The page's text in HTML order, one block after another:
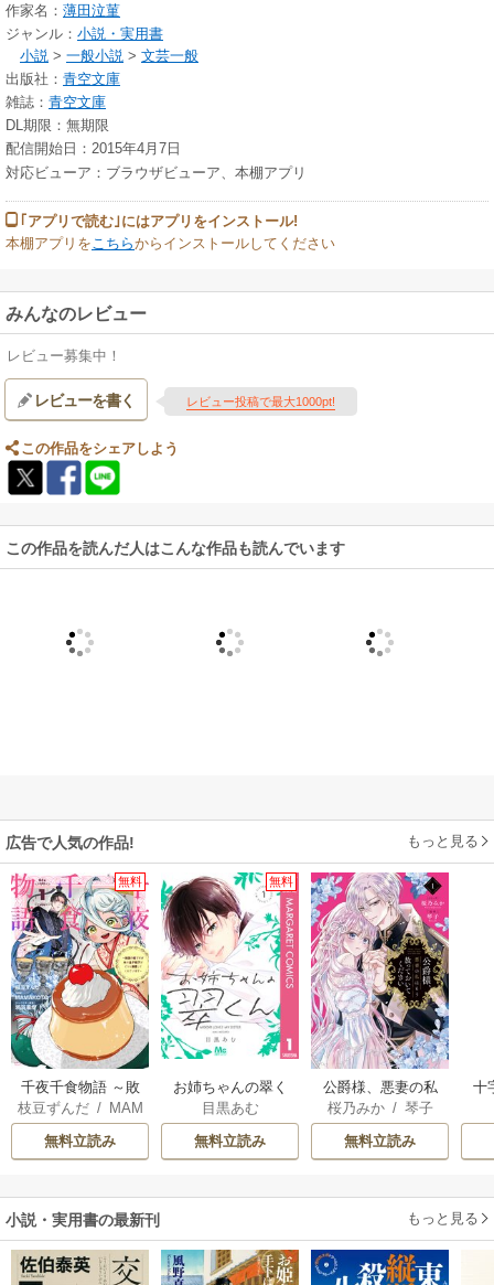
作家名： 薄田泣菫
ジャンル： 小説・実用書
小説 > 一般小説 > 文芸一般
出版社： 青空文庫
雑誌： 青空文庫
DL期限：無期限
配信開始日：2015年4月7日
対応ビューア：ブラウザビューア、本棚アプリ
｢アプリで読む｣にはアプリをインストール!
本棚アプリを こちらからインストールしてください
みんなのレビュー
レビュー募集中！
レビューを書く レビュー投稿で最大1000pt!
この作品をシェアしよう
この作品を読んだ人はこんな作品も読んでいます
広告で人気の作品! もっと見る
無料
千夜千食物語 ～敗
国の姫ですが氷の
皇子殿下がどうも
溺愛してくれてい
枝豆ずんだ/ MAM
AKOTO/鴉羽凛燈
無料立読み
無料
お姉ちゃんの翠く
ん
目黒あむ
無料立読み
公爵様、悪妻の私
はもう放っておい
てください
桜乃みか/ 琴子
無料立読み
十
小説・実用書の最新刊 もっと見る